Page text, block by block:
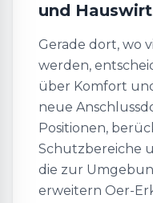
und
Gerade dort, wo
werden,
über Komfort
neue
Positionen,
Schutzbereiche
die zur
erweitern Oer-